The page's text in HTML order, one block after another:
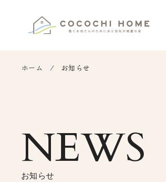
ホーム お知らせ
NEWS
お知らせ